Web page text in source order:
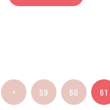
< 59 60 61